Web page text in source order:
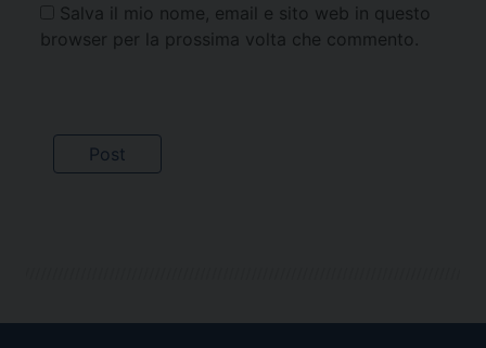
Salva il mio nome, email e sito web in questo
browser per la prossima volta che commento.